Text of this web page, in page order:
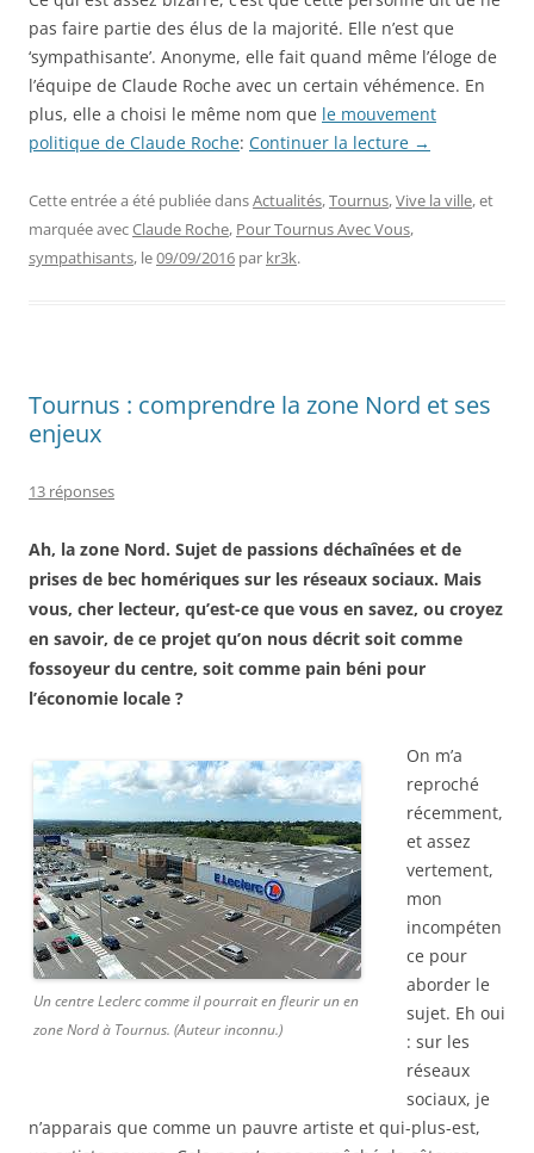
pas faire partie des élus de la majorité. Elle n’est que
‘sympathisante’. Anonyme, elle fait quand même l’éloge de
l’équipe de Claude Roche avec un certain véhémence. En
plus, elle a choisi le même nom que le mouvement
politique de Claude Roche: Continuer la lecture →
Cette entrée a été publiée dansActualités,Tournus,Vive la ville, et
marquée avecClaude Roche, Pour Tournus Avec Vous,
sympathisants, le09/09/2016 par kr3k.
Tournus : comprendre la zone Nord et ses
enjeux
13 réponses
Ah, la zone Nord. Sujet de passions déchaînées et de
prises de bec homériques sur les réseaux sociaux. Mais
vous, cher lecteur, qu’est-ce que vous en savez, ou croyez
en savoir, de ce projet qu’on nous décrit soit comme
fossoyeur du centre, soit comme pain béni pour
l’économie locale ?
Un centre Leclerc comme il pourrait en fleurir un en
zone Nord à Tournus. (Auteur inconnu.)
On m’a
reproché
récemment,
et assez
vertement,
mon
incompéten
ce pour
aborder le
sujet. Eh oui
: sur les
réseaux
sociaux, je
n’apparais que comme un pauvre artiste et qui-plus-est,